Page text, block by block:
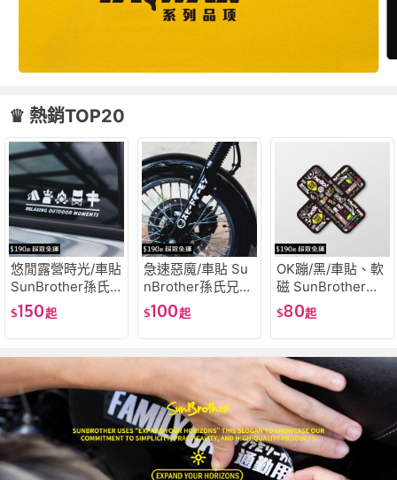
♛ 熱銷TOP20
悠閒露營時光/車貼
SunBrother孫氏
兄弟 3M 反光貼紙
防水貼紙 車貼貼紙
$150起
急速惡魔/車貼 Su
nBrother孫氏兄弟
3M 反光貼紙 防水
貼紙 車貼貼紙
$100起
OK蹦/黑/車貼、軟
磁 SunBrother孫
氏兄弟 3M 反光貼
紙 防水貼紙 車貼
貼紙 軟性磁貼
$80起